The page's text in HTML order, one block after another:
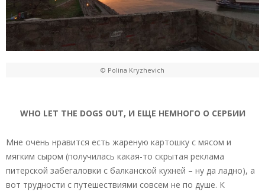
© Polina Kryzhevich
WHO LET THE DOGS OUT, И ЕЩЕ НЕМНОГО О СЕРБИИ
Мне очень нравится есть жареную картошку с мясом и
мягким сыром (получилась какая-то скрытая реклама
питерской забегаловки с балканской кухней – ну да ладно), а
вот трудности с путешествиями совсем не по душе. К